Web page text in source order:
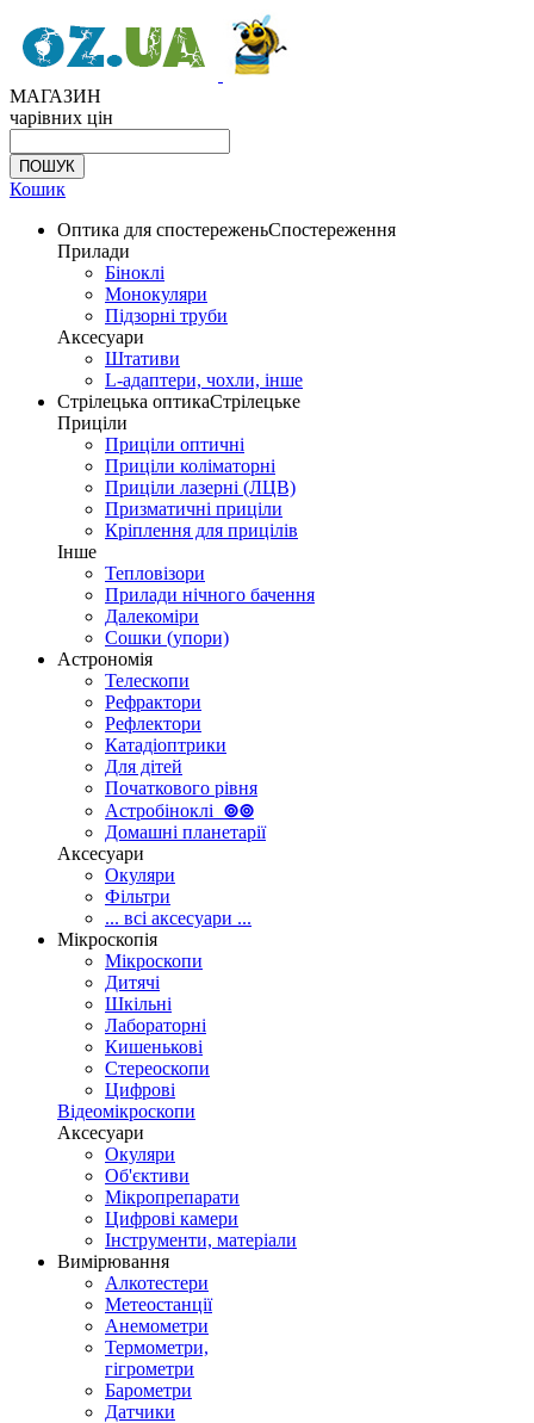
МАГАЗИН
чарівних цін
Кошик
Оптика для спостереженьСпостереження
Прилади
Біноклі
Монокуляри
Підзорні труби
Аксесуари
Штативи
L-адаптери, чохли, інше
Стрілецька оптикаСтрілецьке
Приціли
Приціли оптичні
Приціли коліматорні
Приціли лазерні (ЛЦВ)
Призматичні приціли
Кріплення для прицілів
Інше
Тепловізори
Прилади нічного бачення
Далекоміри
Сошки (упори)
Астрономія
Телескопи
Рефрактори
Рефлектори
Катадіоптрики
Для дітей
Початкового рівня
Астробіноклі ⊚⊚
Домашні планетарії
Аксесуари
Окуляри
Фільтри
... всі аксесуари ...
Мікроскопія
Мікроскопи
Дитячі
Шкільні
Лабораторні
Кишенькові
Стереоскопи
Цифрові
Відеомікроскопи
Аксесуари
Окуляри
Об'єктиви
Мікропрепарати
Цифрові камери
Інструменти, матеріали
Вимірювання
Алкотестери
Метеостанції
Анемометри
Термометри,
гігрометри
Барометри
Датчики